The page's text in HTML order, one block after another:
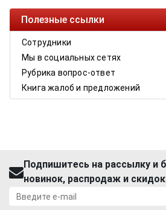
Полезные ссылки
Сотрудники
Мы в социальных сетях
Рубрика вопрос-ответ
Книга жалоб и предложений
Подпишитесь на рассылку и
новинок, распродаж и